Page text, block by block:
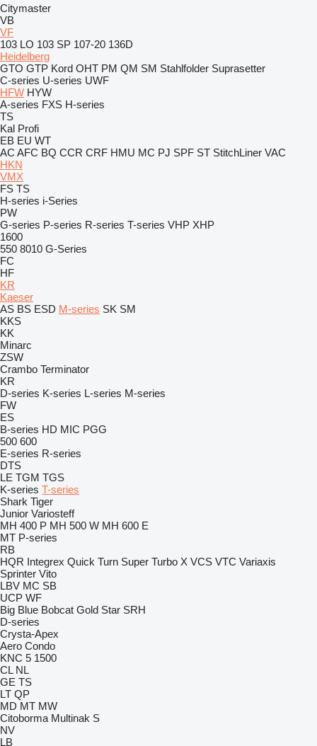
Citymaster
VB
VF
103 LO 103 SP 107-20 136D
Heidelberg
GTO GTP Kord OHT PM QM SM Stahlfolder Suprasetter
C-series U-series UWF
HFW HYW
A-series FXS H-series
TS
Kal Profi
EB EU WT
AC AFC BQ CCR CRF HMU MC PJ SPF ST StitchLiner VAC
HKN
VMX
FS TS
H-series i-Series
PW
G-series P-series R-series T-series VHP XHP
1600
550 8010 G-Series
FC
HF
KR
Kaeser
AS BS ESD M-series SK SM
KKS
KK
Minarc
ZSW
Crambo Terminator
KR
D-series K-series L-series M-series
FW
ES
B-series HD MIC PGG
500 600
E-series R-series
DTS
LE TGM TGS
K-series T-series
Shark Tiger
Junior Variosteff
MH 400 P MH 500 W MH 600 E
MT P-series
RB
HQR Integrex Quick Turn Super Turbo X VCS VTC Variaxis
Sprinter Vito
LBV MC SB
UCP WF
Big Blue Bobcat Gold Star SRH
D-series
Crysta-Apex
Aero Condo
KNC 5 1500
CL NL
GE TS
LT QP
MD MT MW
Citoborma Multinak S
NV
LB